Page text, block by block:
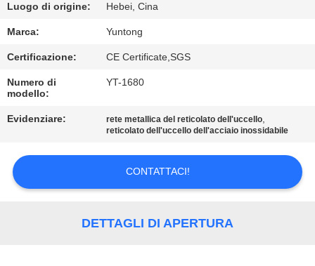
QUALITÀ
CONTATTICI
NOTIZIE
UNA
CITAZIONE
Luogo di origine: Hebei, Cina
Marca: Yuntong
Certificazione: CE Certificate,SGS
Numero di
modello:
YT-1680
Evidenziare: rete metallica del reticolato dell'uccello,
reticolato dell'uccello dell'acciaio inossidabile
CONTATTACI!
DETTAGLI DI APERTURA